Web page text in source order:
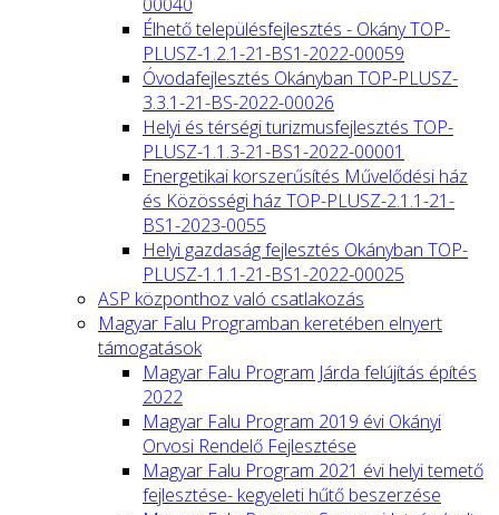
Élhető településfejlesztés - Okány TOP-
PLUSZ-1.2.1-21-BS1-2022-00059
Óvodafejlesztés Okányban TOP-PLUSZ-
3.3.1-21-BS-2022-00026
Helyi és térségi turizmusfejlesztés TOP-
PLUSZ-1.1.3-21-BS1-2022-00001
Energetikai korszerűsítés Művelődési ház
és Közösségi ház TOP-PLUSZ-2.1.1-21-
BS1-2023-0055
Helyi gazdaság fejlesztés Okányban TOP-
PLUSZ-1.1.1-21-BS1-2022-00025
ASP központhoz való csatlakozás
Magyar Falu Programban keretében elnyert
támogatások
Magyar Falu Program Járda felújítás építés
2022
Magyar Falu Program 2019 évi Okányi
Orvosi Rendelő Fejlesztése
Magyar Falu Program 2021 évi helyi temető
fejlesztése- kegyeleti hűtő beszerzése